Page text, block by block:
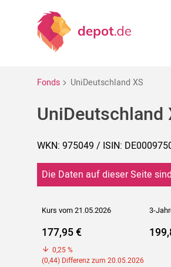
Fonds UniDeutschland XS
UniDeutschland
WKN: 975049 / ISIN:
Die Daten auf dieser Seite
Kurs vom 21.05.2026 3-
177,95 €
0,25 %
(0,44) Differenz zum 20.05.2026